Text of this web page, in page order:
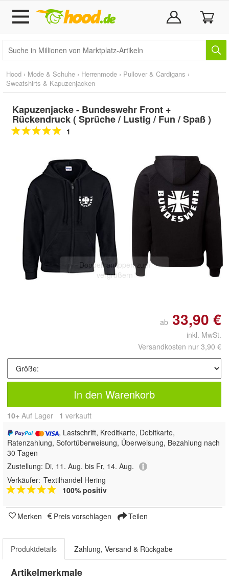
Hood › Mode & Schuhe › Herrenmode › Pullover & Cardigans ›
Sweatshirts & Kapuzenjacken
Kapuzenjacke - Bundeswehr Front +
Rückendruck ( Sprüche / Lustig / Fun / Spaß )
1
Doppelt antippen zum
vergrößern
ab 33,90 €
inkl. MwSt.
Versandkosten nur 3,90 €
In den Warenkorb
10+ Auf Lager 1 verkauft
, Lastschrift, Kreditkarte, Debitkarte,
Ratenzahlung, Sofortüberweisung, Überweisung, Bezahlung nach
30 Tagen
Zustellung: Di, 11. Aug. bis Fr, 14. Aug.
Verkäufer: Textilhandel Hering
100% positiv
Merken Preis vorschlagen Teilen
Produktdetails Zahlung, Versand & Rückgabe
Artikelmerkmale